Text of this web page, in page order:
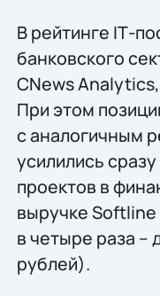
В рейтинге IТ-
банковского
CNews
При этом
с аналогичным
усилились
проектов в
выручке Softline
в четыре раза –
рублей).